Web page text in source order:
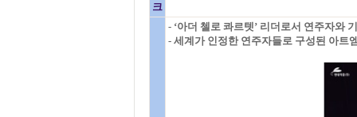
크
- ‘아더 첼로 콰르텟’ 리더로서 연주자와
- 세계가 인정한 연주자들로 구성된 아트